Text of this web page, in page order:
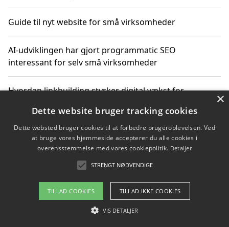
Guide til nyt website for små virksomheder
AI-udviklingen har gjort programmatic SEO
interessant for selv små virksomheder
Hvordan linkbuilding styrker digital vækst for
Sådan har udviklingen inden for genbrug af elektronik
ændret sig
Copyright 2026 - Pilanto Aps
Om / kontakt
×
Dette website bruger tracking cookies
Dette websted bruger cookies til at forbedre brugeroplevelsen. Ved
at bruge vores hjemmeside accepterer du alle cookies i
overensstemmelse med vores cookiepolitik. Detaljer
STRENGT NØDVENDIGE
TILLAD COOKIES TILLAD IKKE COOKIES
VIS DETALJER